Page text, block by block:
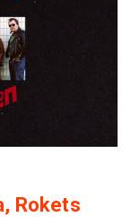
Rokets